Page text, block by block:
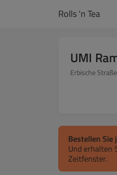
Rolls 'n Tea
UMI
Erbische
Bestellen Sie
Und erhalten
Zeitfenster.